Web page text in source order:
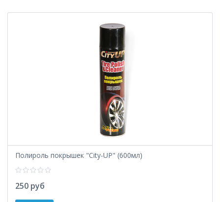
Полироль покрышек "Сity-UP" (600мл)
250 руб